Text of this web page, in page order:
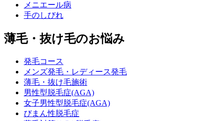
メニエール病
手のしびれ
薄毛・抜け毛のお悩み
発毛コース
メンズ発毛・レディース発毛
薄毛・抜け毛施術
男性型脱毛症(AGA)
女子男性型脱毛症(AGA)
びまん性脱毛症